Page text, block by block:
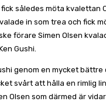
således möta kvalettan
in som trea och fick
förare Simen Olsen
Gushi.
genom en mycket
svårt att hålla en rimlig
Olsen som därmed är